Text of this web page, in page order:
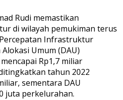
Rudi memastikan
di wilayah pemukiman terus
Infrastruktur
Umum (DAU)
Rp1,7 miliar
tahun 2022
sementara DAU
juta perkelurahan.